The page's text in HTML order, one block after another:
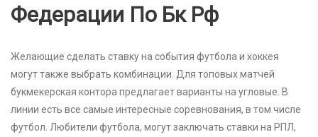
Федерации По Бк Рф
Желающие сделать ставку на события футбола и хоккея
могут также выбрать комбинации. Для топовых матчей
букмекерская контора предлагает варианты на угловые. В
линии есть все самые интересные соревнования, в том числе
футбол. Любители футбола, могут заключать ставки на РПЛ,